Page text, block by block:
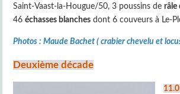
Saint-Vaast-la-Hougue/50, 3 poussins derâle
46échasses blanches dont 6 couveurs à Le-
Photos : Maude Bachet ( crabier chevelu et
Deuxième décade